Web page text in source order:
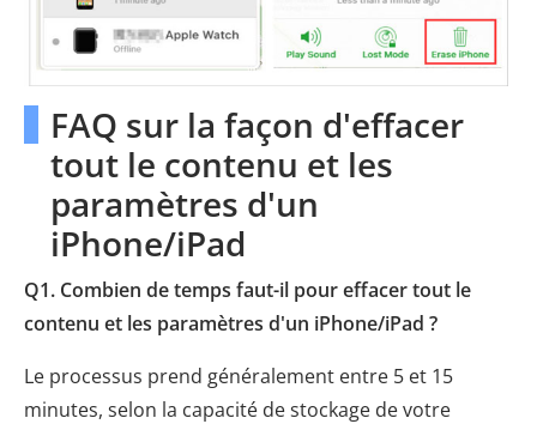
FAQ sur la façon d'effacer
tout le contenu et les
paramètres d'un
iPhone/iPad
Q1. Combien de temps faut-il pour effacer tout le
contenu et les paramètres d'un iPhone/iPad ?
Le processus prend généralement entre 5 et 15
minutes, selon la capacité de stockage de votre